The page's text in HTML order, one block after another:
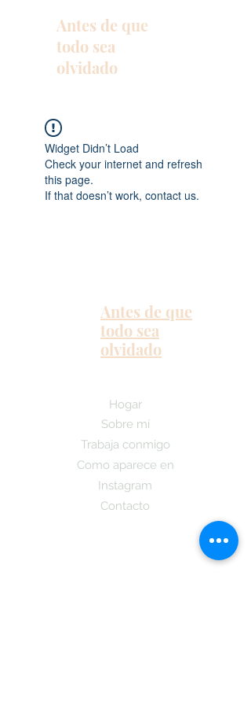
Antes de que
todo sea
olvidado
Widget Didn’t Load
Check your internet and refresh
this page.
If that doesn’t work, contact us.
Antes de que
todo sea
olvidado
Hogar
Sobre mí
Trabaja conmigo
Como aparece en
Instagram
Contacto
¡Suscríbete aquí y recibe las últimas